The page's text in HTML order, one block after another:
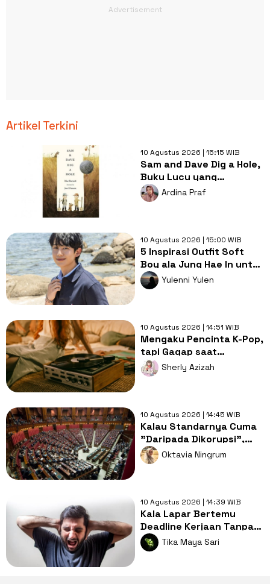
Artikel Terkini
10 Agustus 2026 | 15:15 WIB
Sam and Dave Dig a Hole,
Buku Lucu yang
Membuat Anak Ikut
Menjadi Detektif
Ardina Praf
10 Agustus 2026 | 15:00 WIB
5 Inspirasi Outfit Soft
Boy ala Jung Hae In untuk
Gaya Harian yang Manis
Yulenni Yulen
10 Agustus 2026 | 14:51 WIB
Mengaku Pencinta K-Pop,
tapi Gagap saat
Berhadapan dengan
Kebudayaan Sendiri
Sherly Azizah
10 Agustus 2026 | 14:45 WIB
Kalau Standarnya Cuma
"Daripada Dikorupsi",
Semua Program Terlihat
Bagus
Oktavia Ningrum
10 Agustus 2026 | 14:39 WIB
Kala Lapar Bertemu
Deadline Kerjaan Tanpa
Ampun, Lahirlah Kutukan
'Hangry'
Tika Maya Sari